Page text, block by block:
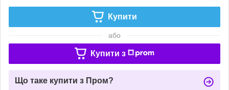
Купити
або
Купити з
Що таке купити з Пром?